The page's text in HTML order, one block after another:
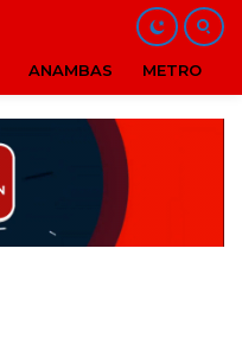
ANAMBAS METRO